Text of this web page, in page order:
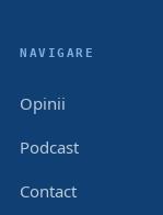
NAVIGARE
Opinii
Podcast
Contact